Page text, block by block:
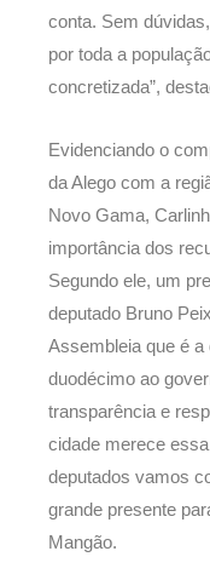
conta. Sem
por toda a
concretizada”,
Evidenciando o
da Alego com a
Novo Gama,
importância dos
Segundo ele, um
deputado Bruno
Assembleia que é
duodécimo ao
transparência e
cidade merece
deputados vamos
grande presente
Mangão.